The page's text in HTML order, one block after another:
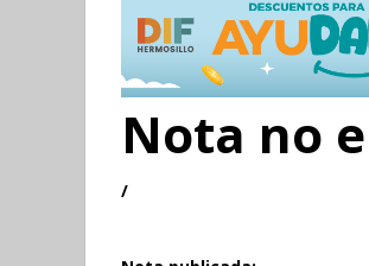
Nota no
/